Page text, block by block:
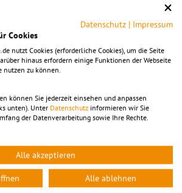
© Stadt Pirna
Datenschutz | Impressum
Cookies
nutzt Cookies (erforderliche Cookies), um die Seite
hinaus erfordern einige Funktionen der Webseite
nutzen zu können.
können Sie jederzeit einsehen und anpassen
unten). Unter Datenschutz informieren wir Sie
der Datenverarbeitung sowie Ihre Rechte.
Alle akzeptieren
Alle ablehnen